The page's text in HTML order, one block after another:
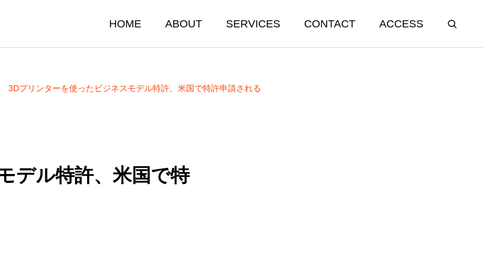
HOME ABOUT SERVICES CONTACT ACCESS
3Dプリンターを使ったビジネスモデル特許、米国で特許申請される
デル特許、米国で特